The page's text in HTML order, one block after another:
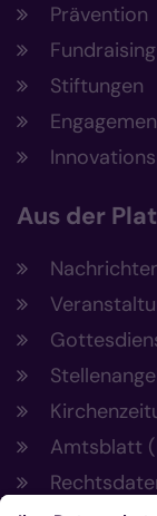
Prävention
Fundraising
Stiftungen
Aus der
Amtsblatt